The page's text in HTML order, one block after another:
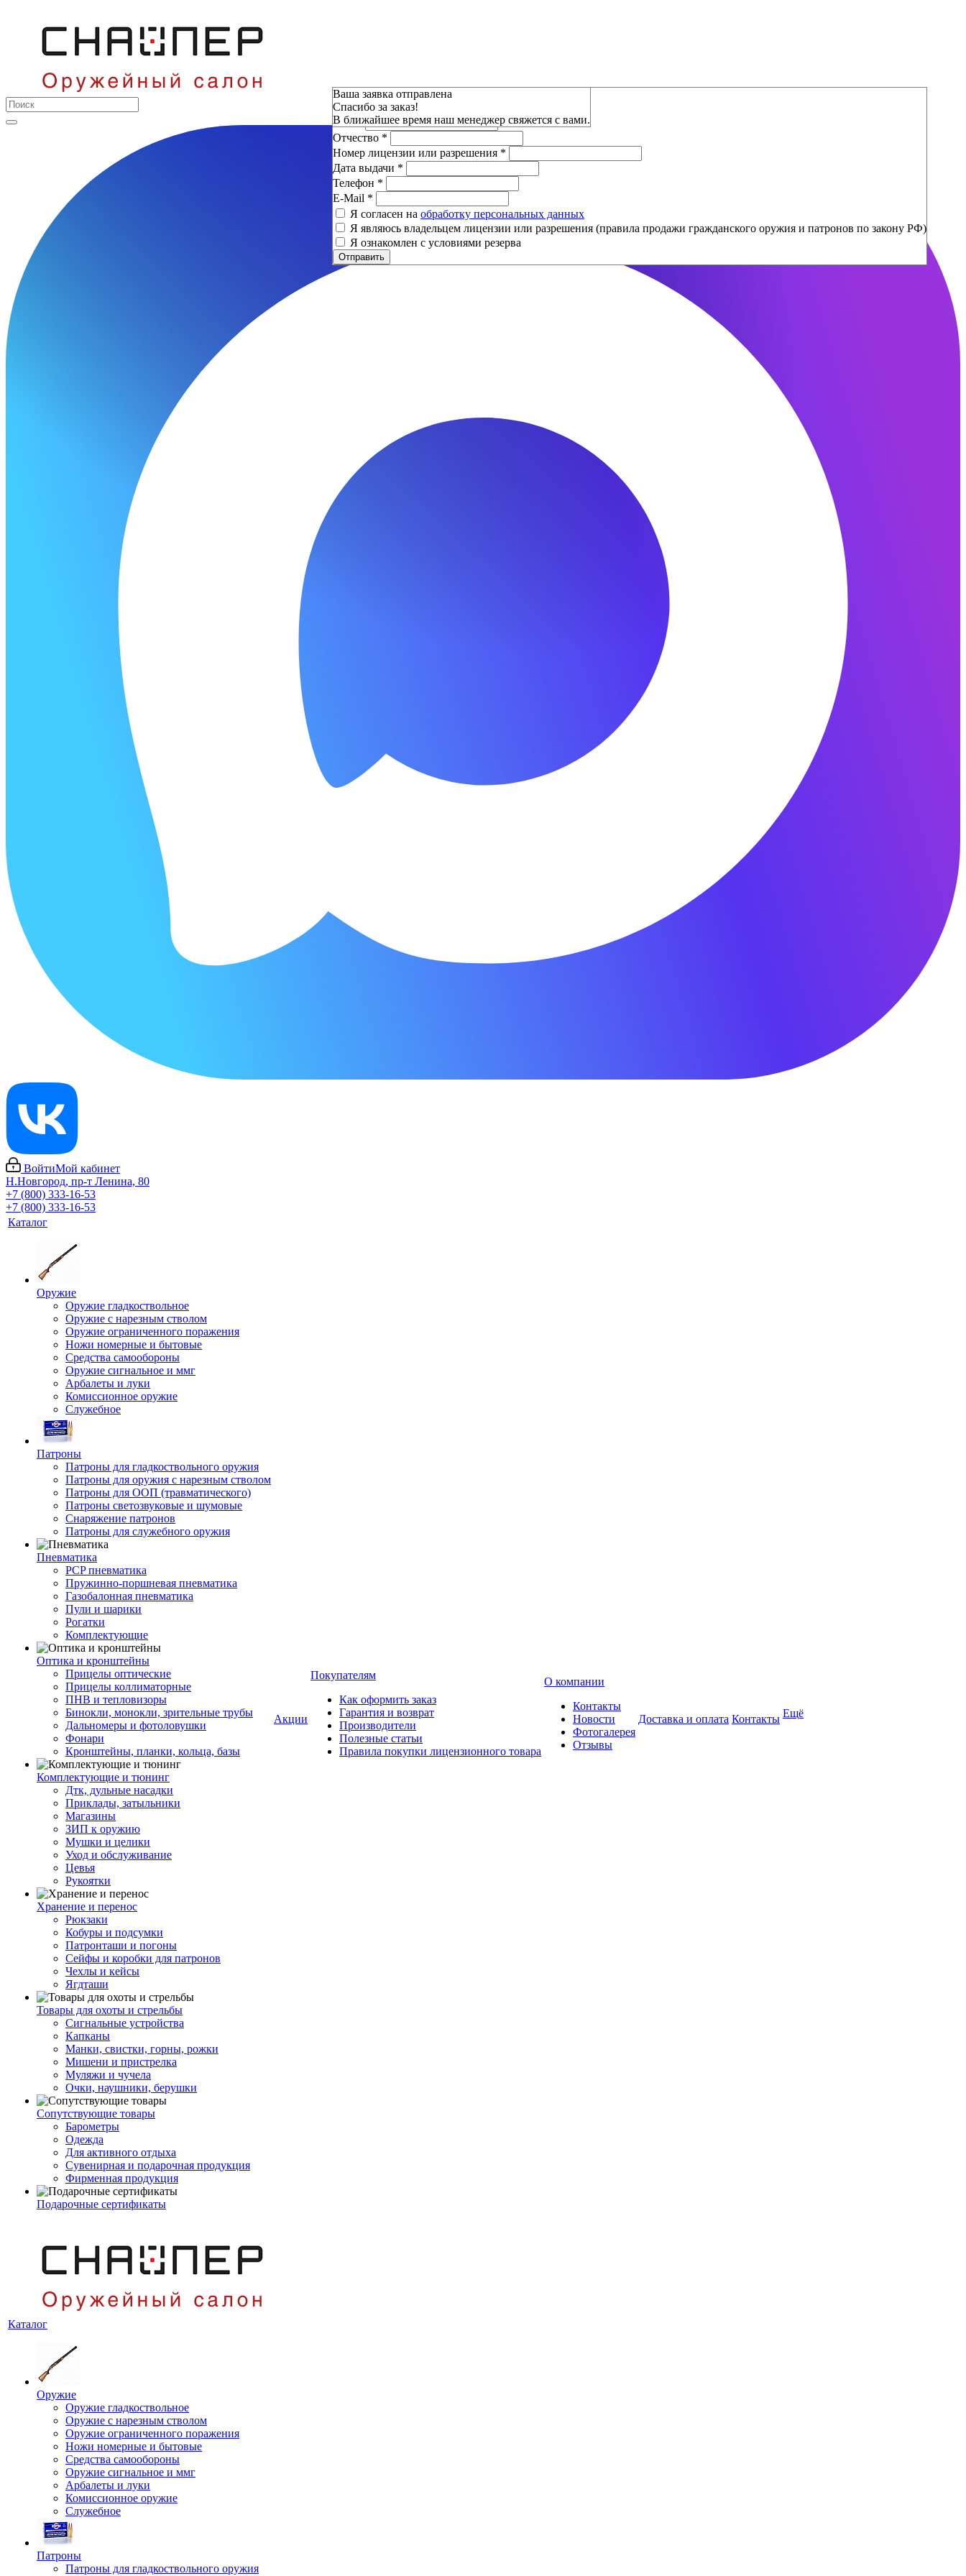
ВойтиМой кабинет
Н.Новгород, пр-т Ленина, 80
+7 (800) 333-16-53
+7 (800) 333-16-53
Каталог
Оружие
Оружие гладкоствольное
Оружие с нарезным стволом
Оружие ограниченного поражения
Ножи номерные и бытовые
Средства самообороны
Оружие сигнальное и ммг
Арбалеты и луки
Комиссионное оружие
Служебное
Патроны
Патроны для гладкоствольного оружия
Патроны для оружия с нарезным стволом
Патроны для ООП (травматического)
Патроны светозвуковые и шумовые
Снаряжение патронов
Патроны для служебного оружия
Пневматика
PCP пневматика
Пружинно-поршневая пневматика
Газобалонная пневматика
Пули и шарики
Рогатки
Комплектующие
Оптика и кронштейны
Прицелы оптические
Прицелы коллиматорные
ПНВ и тепловизоры
Бинокли, монокли, зрительные трубы
Дальномеры и фотоловушки
Фонари
Кронштейны, планки, кольца, базы
Комплектующие и тюнинг
Дтк, дульные насадки
Приклады, затыльники
Магазины
ЗИП к оружию
Мушки и целики
Уход и обслуживание
Цевья
Рукоятки
Хранение и перенос
Рюкзаки
Кобуры и подсумки
Патронташи и погоны
Сейфы и коробки для патронов
Чехлы и кейсы
Ягдташи
Товары для охоты и стрельбы
Сигнальные устройства
Капканы
Манки, свистки, горны, рожки
Мишени и пристрелка
Муляжи и чучела
Очки, наушники, берушки
Сопутствующие товары
Барометры
Одежда
Для активного отдыха
Сувенирная и подарочная продукция
Фирменная продукция
Подарочные сертификаты
Акции
Покупателям
Как оформить заказ
Гарантия и возврат
Производители
Полезные статьи
Правила покупки лицензионного товара
О компании
Контакты
Новости
Фотогалерея
Отзывы
Доставка и оплата Контакты Ещё
Каталог
Оружие
Оружие гладкоствольное
Оружие с нарезным стволом
Оружие ограниченного поражения
Ножи номерные и бытовые
Средства самообороны
Оружие сигнальное и ммг
Арбалеты и луки
Комиссионное оружие
Служебное
Патроны
Патроны для гладкоствольного оружия
Зарезервировать
Фамилия*
Имя*
Отчество *
Номер лицензии или разрешения *
Дата выдачи *
Телефон *
E-Mail *
Я согласен на обработку персональных данных
Я являюсь владельцем лицензии или разрешения (правила продажи гражданского оружия и патронов по закону РФ)
Я ознакомлен с условиями резерва
Отправить
Ваша заявка отправлена
Спасибо за заказ!
В ближайшее время наш менеджер свяжется с вами.